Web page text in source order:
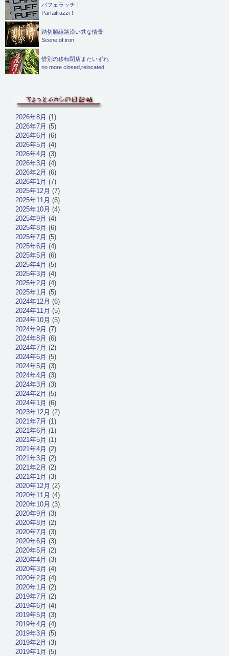
パフェラッチ！
Parfaitrazzi！
踏切脇線路沿い鉄な情景
Scene of iron
惜別の移転閉店またいずれ
no more closed,relocated
2026年8月 (1)
2026年7月 (5)
2026年6月 (6)
2026年5月 (4)
2026年4月 (3)
2026年3月 (4)
2026年2月 (6)
2026年1月 (7)
2025年12月 (7)
2025年11月 (6)
2025年10月 (4)
2025年9月 (4)
2025年8月 (6)
2025年7月 (5)
2025年6月 (4)
2025年5月 (6)
2025年4月 (5)
2025年3月 (4)
2025年2月 (4)
2025年1月 (5)
2024年12月 (6)
2024年11月 (5)
2024年10月 (5)
2024年9月 (7)
2024年8月 (6)
2024年7月 (2)
2024年6月 (5)
2024年5月 (3)
2024年4月 (3)
2024年3月 (3)
2024年2月 (5)
2024年1月 (6)
2023年12月 (2)
2021年7月 (1)
2021年6月 (1)
2021年5月 (1)
2021年4月 (2)
2021年3月 (2)
2021年2月 (2)
2021年1月 (3)
2020年12月 (2)
2020年11月 (4)
2020年10月 (3)
2020年9月 (3)
2020年8月 (2)
2020年7月 (3)
2020年6月 (3)
2020年5月 (2)
2020年4月 (3)
2020年3月 (4)
2020年2月 (4)
2020年1月 (2)
2019年7月 (2)
2019年6月 (4)
2019年5月 (3)
2019年4月 (4)
2019年3月 (5)
2019年2月 (3)
2019年1月 (5)